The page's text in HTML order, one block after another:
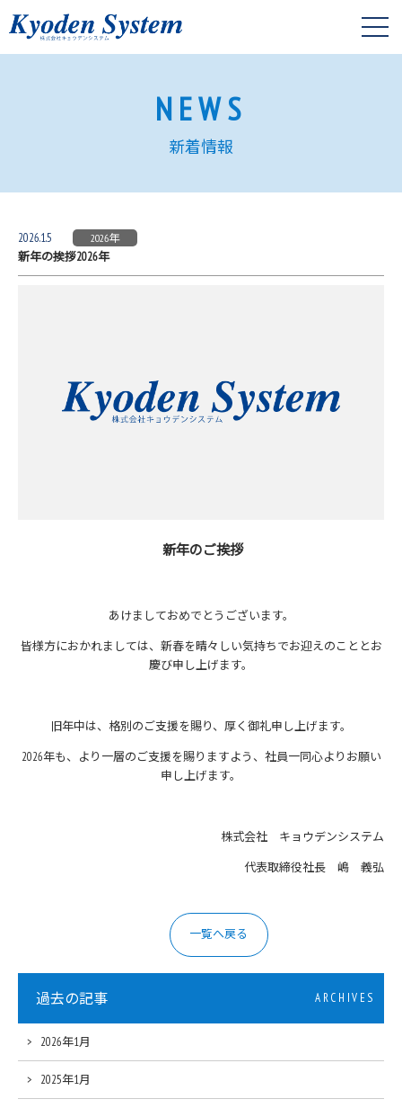
NEWS
新着情報
2026.1.5 2026年
新年の挨拶2026年
新年のご挨拶
あけましておめでとうございます。
皆様方におかれましては、新春を晴々しい気持ちでお迎えのこととお
慶び申し上げます。
旧年中は、格別のご支援を賜り、厚く御礼申し上げます。
2026年も、より一層のご支援を賜りますよう、社員一同心よりお願い
申し上げます。
株式会社 キョウデンシステム
代表取締役社長 嶋 義弘
一覧へ戻る
過去の記事 ARCHIVES
2026年1月
2025年1月